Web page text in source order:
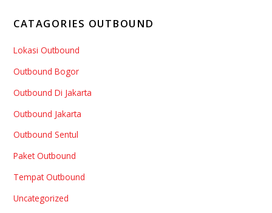
CATAGORIES OUTBOUND
Lokasi Outbound
Outbound Bogor
Outbound Di Jakarta
Outbound Jakarta
Outbound Sentul
Paket Outbound
Tempat Outbound
Uncategorized